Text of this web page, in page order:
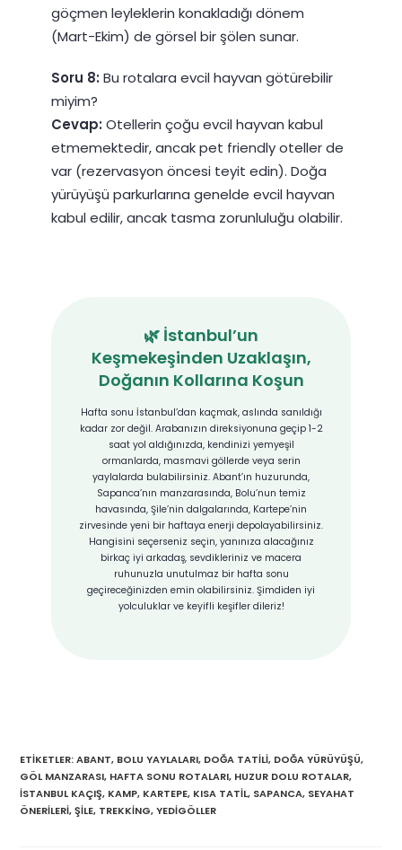
göçmen leyleklerin konakladığı dönem
(Mart-Ekim) de görsel bir şölen sunar.
Soru 8: Bu rotalara evcil hayvan götürebilir
miyim?
Cevap: Otellerin çoğu evcil hayvan kabul
etmemektedir, ancak pet friendly oteller de
var (rezervasyon öncesi teyit edin). Doğa
yürüyüşü parkurlarına genelde evcil hayvan
kabul edilir, ancak tasma zorunluluğu olabilir.
🌿 İstanbul’un
Keşmekeşinden Uzaklaşın,
Doğanın Kollarına Koşun
Hafta sonu İstanbul’dan kaçmak, aslında sanıldığı
kadar zor değil. Arabanızın direksiyonuna geçip 1-2
saat yol aldığınızda, kendinizi yemyeşil
ormanlarda, masmavi göllerde veya serin
yaylalarda bulabilirsiniz. Abant’ın huzurunda,
Sapanca’nın manzarasında, Bolu’nun temiz
havasında, Şile’nin dalgalarında, Kartepe’nin
zirvesinde yeni bir haftaya enerji depolayabilirsiniz.
Hangisini seçerseniz seçin, yanınıza alacağınız
birkaç iyi arkadaş, sevdikleriniz ve macera
ruhunuzla unutulmaz bir hafta sonu
geçireceğinizden emin olabilirsiniz. Şimdiden iyi
yolculuklar ve keyifli keşifler dileriz!
ETIKETLER:ABANT, BOLU YAYLALARI, DOĞA TATILI, DOĞA YÜRÜYÜŞÜ,
GÖL MANZARASI, HAFTA SONU ROTALARI, HUZUR DOLU ROTALAR,
İSTANBUL KAÇIŞ, KAMP, KARTEPE, KISA TATIL, SAPANCA, SEYAHAT
ÖNERILERI, ŞILE, TREKKING, YEDIGÖLLER